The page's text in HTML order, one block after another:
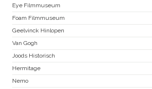
Eye Filmmuseum
Foam Filmmuseum
Geelvinck Hinlopen
Van Gogh
Joods Historisch
Hermitage
Nemo